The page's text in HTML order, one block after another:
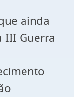
ainda
III Guerra